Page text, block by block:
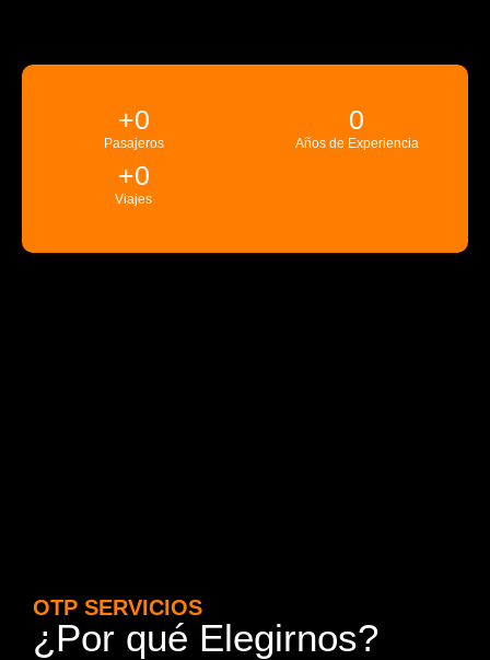
Pasajeros
+0
Años de Experiencia
0
Viajes
+0
OTP SERVICIOS
¿Por qué Elegirnos?